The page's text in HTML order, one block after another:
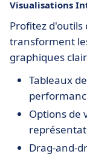
Visualisations
Profitez d'outils
transforment
graphiques
Tableaux
Options de
Drag-and-